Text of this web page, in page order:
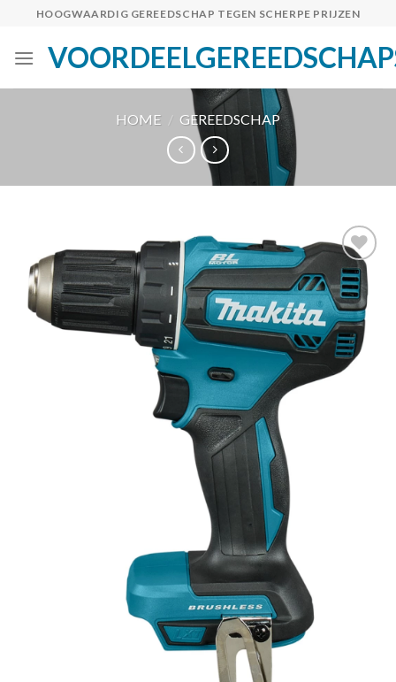
content
HOOGWAARDIG GEREEDSCHAP TEGEN SCHERPE PRIJZEN
HOME / GEREEDSCHAP
Toevoegen
aan
verlanglijst